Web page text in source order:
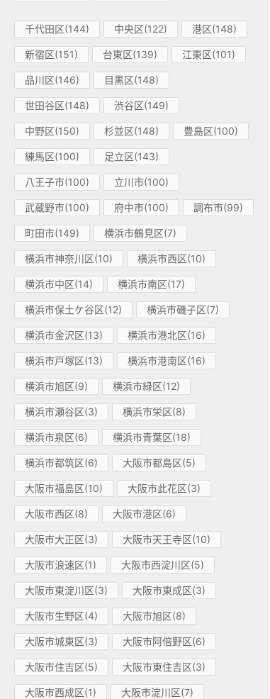
千代田区(144) 中央区(122) 港区(148)
新宿区(151) 台東区(139) 江東区(101)
品川区(146) 目黒区(148)
世田谷区(148) 渋谷区(149)
中野区(150) 杉並区(148) 豊島区(100)
練馬区(100) 足立区(143)
八王子市(100) 立川市(100)
武蔵野市(100) 府中市(100) 調布市(99)
町田市(149) 横浜市鶴見区(7)
横浜市神奈川区(10) 横浜市西区(10)
横浜市中区(14) 横浜市南区(17)
横浜市保土ケ谷区(12) 横浜市磯子区(7)
横浜市金沢区(13) 横浜市港北区(16)
横浜市戸塚区(13) 横浜市港南区(16)
横浜市旭区(9) 横浜市緑区(12)
横浜市瀬谷区(3) 横浜市栄区(8)
横浜市泉区(6) 横浜市青葉区(18)
横浜市都筑区(6) 大阪市都島区(5)
大阪市福島区(10) 大阪市此花区(3)
大阪市西区(8) 大阪市港区(6)
大阪市大正区(3) 大阪市天王寺区(10)
大阪市浪速区(1) 大阪市西淀川区(5)
大阪市東淀川区(3) 大阪市東成区(3)
大阪市生野区(4) 大阪市旭区(8)
大阪市城東区(3) 大阪市阿倍野区(6)
大阪市住吉区(5) 大阪市東住吉区(3)
大阪市西成区(1) 大阪市淀川区(7)